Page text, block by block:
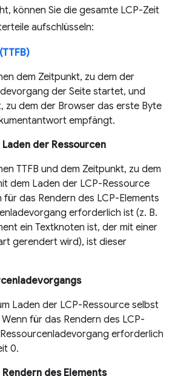
können Sie die gesamte LCP-Zeit
aufschlüsseln:
dem Zeitpunkt, zu dem der
der Seite startet, und
zu dem der Browser das erste Byte
empfängt.
der Ressourcen
TTFB und dem Zeitpunkt, zu dem
dem Laden der LCP-Ressource
für das Rendern des LCP-Elements
erforderlich ist (z. B.
ein Textknoten ist, der mit einer
gerendert wird), ist dieser
Laden der LCP-Ressource selbst
für das Rendern des LCP-
erforderlich
0.
des Elements